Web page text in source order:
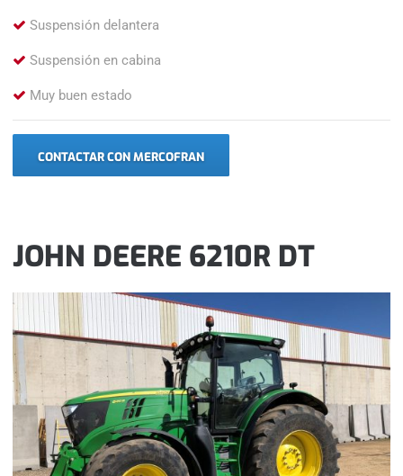
Suspensión delantera
Suspensión en cabina
Muy buen estado
CONTACTAR CON MERCOFRAN
JOHN DEERE 6210R DT